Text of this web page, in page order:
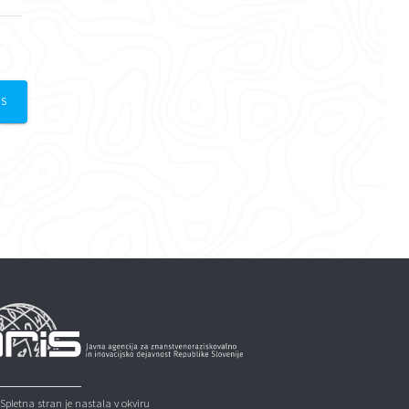
Spletna stran je nastala v okviru